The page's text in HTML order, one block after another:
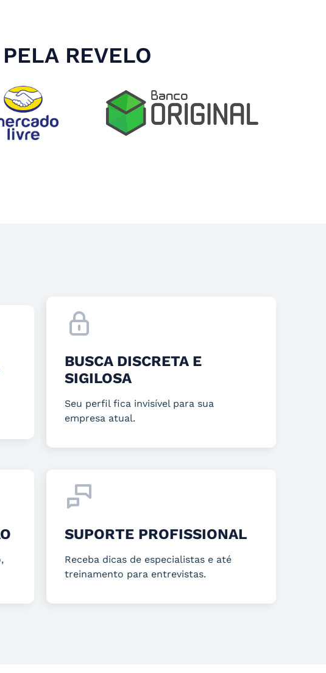
REVELO
BUSCA DISCRETA E
SIGILOSA
Seu perfil fica invisível para sua
empresa atual.
SUPORTE PROFISSIONAL
Receba dicas de especialistas e até
treinamento para entrevistas.